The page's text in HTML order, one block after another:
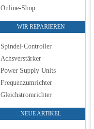
Online-Shop
WIR REPARIEREN
Spindel-Controller
Achsverstärker
Power Supply Units
Frequenzumrichter
Gleichstromrichter
NEUE ARTIKEL